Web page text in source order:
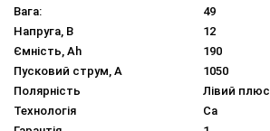
Вага:
49
Напруга, В
12
Ємність, Ah
190
Пусковий струм, A
1050
Полярність
Лівий плюс
Технологія
Ca